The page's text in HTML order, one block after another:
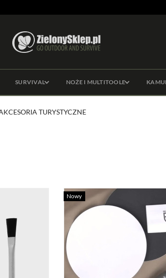
SURVIVAL NOŻE I MULTITOOLE
TURYSTYCZNE
Nowy